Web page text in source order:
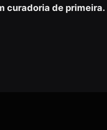
curadoria de primeira.